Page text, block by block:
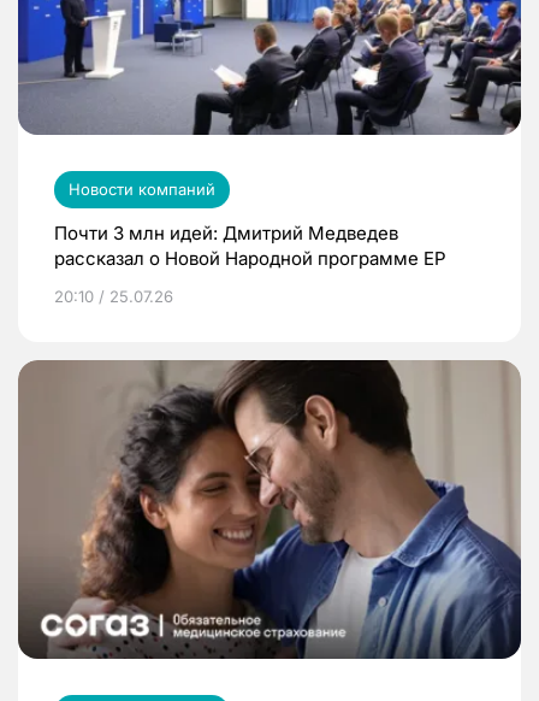
Новости компаний
Почти 3 млн идей: Дмитрий Медведев
рассказал о Новой Народной программе ЕР
20:10 / 25.07.26